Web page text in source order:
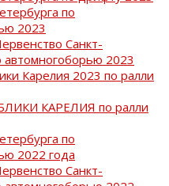
по
2023
Санкт-
автомногоборью 2023
Карелия 2023 по ралли
КАРЕЛИЯ по ралли
по
2022 года
Санкт-